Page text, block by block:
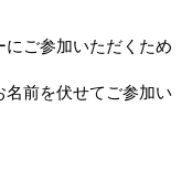
ご参加いただくため
前を伏せてご参加い